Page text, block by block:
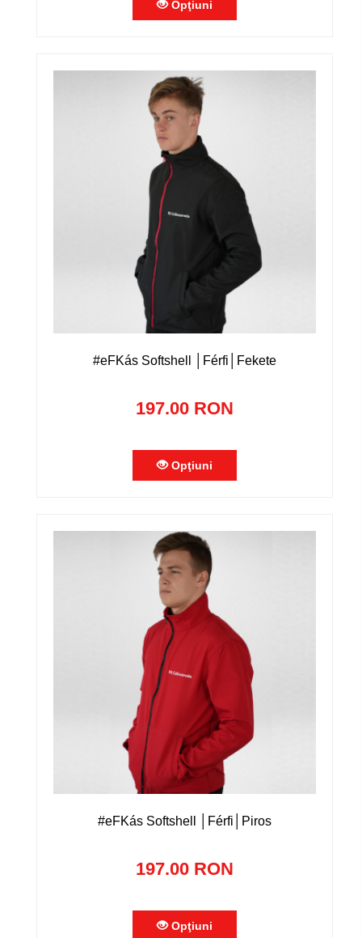
Opţiuni
#eFKás Softshell │Férfi│Fekete
197.00 RON
Opţiuni
#eFKás Softshell │Férfi│Piros
197.00 RON
Opţiuni